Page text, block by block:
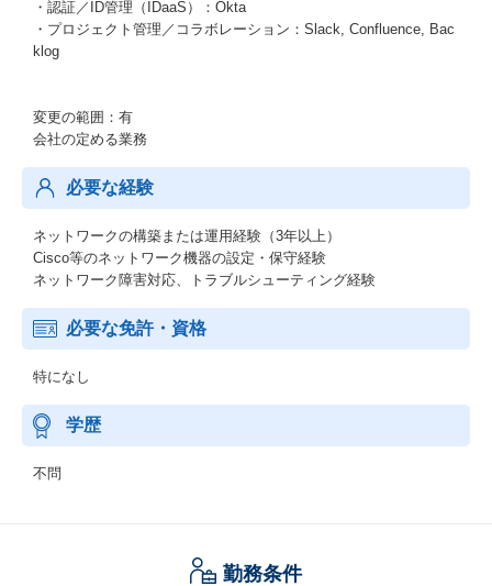
・認証／ID管理（IDaaS）：Okta
・プロジェクト管理／コラボレーション：Slack, Confluence, Bac
klog
変更の範囲：有
会社の定める業務
必要な経験
ネットワークの構築または運用経験（3年以上）
Cisco等のネットワーク機器の設定・保守経験
ネットワーク障害対応、トラブルシューティング経験
必要な免許・資格
特になし
学歴
不問
勤務条件